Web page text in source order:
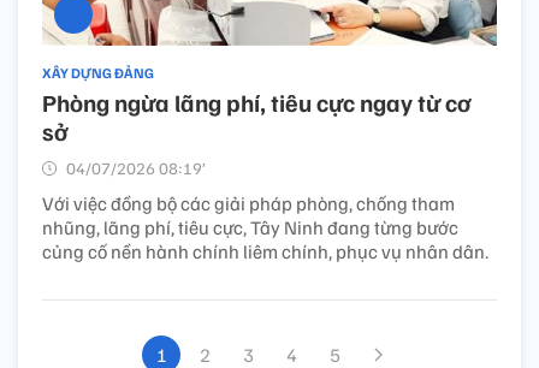
XÂY DỰNG ĐẢNG
Phòng ngừa lãng phí, tiêu cực ngay từ cơ
sở
04/07/2026 08:19’
Với việc đồng bộ các giải pháp phòng, chống tham
nhũng, lãng phí, tiêu cực, Tây Ninh đang từng bước
củng cố nền hành chính liêm chính, phục vụ nhân dân.
1 2 3 4 5